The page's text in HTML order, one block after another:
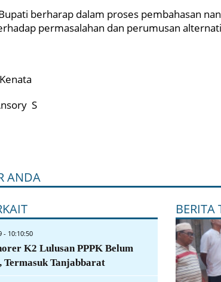
berharap dalam proses pembahasan
permasalahan dan perumusan
S
ANDA
- 10:10:50
K2 Lulusan PPPK Belum
Termasuk Tanjabbarat
BERITA